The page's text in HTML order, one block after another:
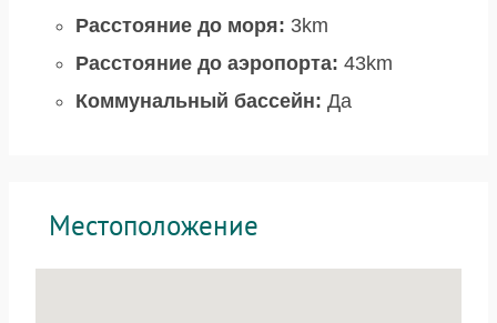
Расстояние до моря: 3km
Расстояние до аэропорта: 43km
Коммунальный бассейн: Да
Местоположение